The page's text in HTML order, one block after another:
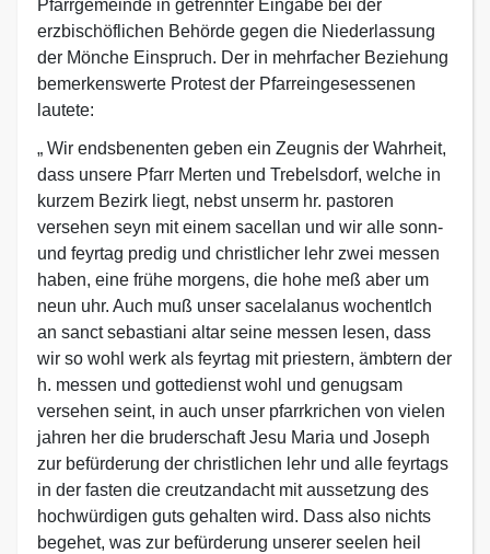
Pfarrgemeinde in getrennter Eingabe bei der
erzbischöflichen Behörde gegen die Niederlassung
der Mönche Einspruch. Der in mehrfacher Beziehung
bemerkenswerte Protest der Pfarreingesessenen
lautete:
„ Wir endsbenenten geben ein Zeugnis der Wahrheit,
dass unsere Pfarr Merten und Trebelsdorf, welche in
kurzem Bezirk liegt, nebst unserm hr. pastoren
versehen seyn mit einem sacellan und wir alle sonn-
und feyrtag predig und christlicher lehr zwei messen
haben, eine frühe morgens, die hohe meß aber um
neun uhr. Auch muß unser sacelalanus wochentlch
an sanct sebastiani altar seine messen lesen, dass
wir so wohl werk als feyrtag mit priestern, ämbtern der
h. messen und gottedienst wohl und genugsam
versehen seint, in auch unser pfarrkrichen von vielen
jahren her die bruderschaft Jesu Maria und Joseph
zur befürderung der christlichen lehr und alle feyrtags
in der fasten die creutzandacht mit aussetzung des
hochwürdigen guts gehalten wird. Dass also nichts
begehet, was zur befürderung unserer seelen heil